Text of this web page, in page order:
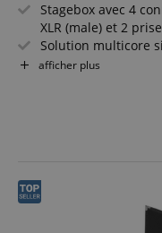
Stagebox avec 4
XLR (male) et 2
Solution multicore
Pour la
Composants
Utilisation possible
afficher plus